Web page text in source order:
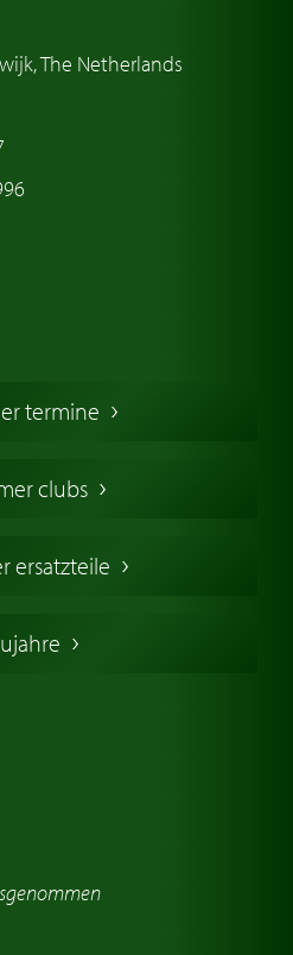
The Netherlands
termine
clubs
ersatzteile